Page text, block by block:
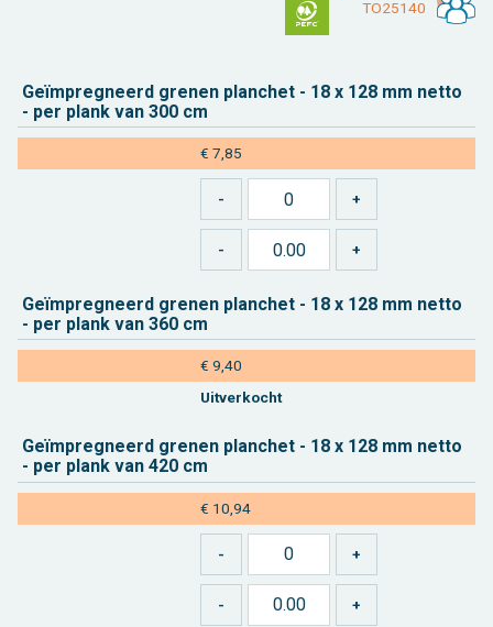
TO25140
Geïmpreg­neerd gre­nen plan­chet - 18 x 128 mm netto
- per plank van 300 cm
€ 7,85
Geïmpreg­neerd gre­nen plan­chet - 18 x 128 mm netto
- per plank van 360 cm
€ 9,40
Uit­ver­kocht
Geïmpreg­neerd gre­nen plan­chet - 18 x 128 mm netto
- per plank van 420 cm
€ 10,94